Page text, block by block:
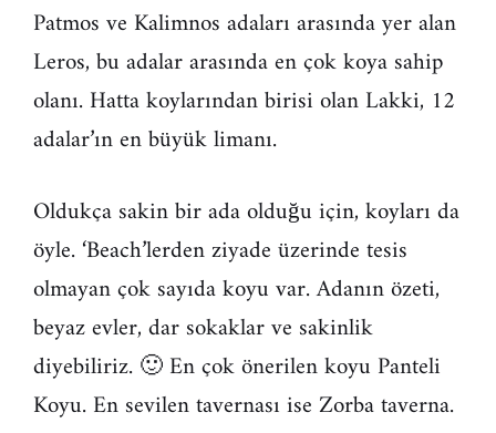
Patmos ve Kalimnos adaları arasında yer alan
Leros, bu adalar arasında en çok koya sahip
olanı. Hatta koylarından birisi olan Lakki, 12
adalar’ın en büyük limanı.
Oldukça sakin bir ada olduğu için, koyları da
öyle. ‘Beach’lerden ziyade üzerinde tesis
olmayan çok sayıda koyu var. Adanın özeti,
beyaz evler, dar sokaklar ve sakinlik
diyebiliriz. 🙂 En çok önerilen koyu Panteli
Koyu. En sevilen tavernası ise Zorba taverna.